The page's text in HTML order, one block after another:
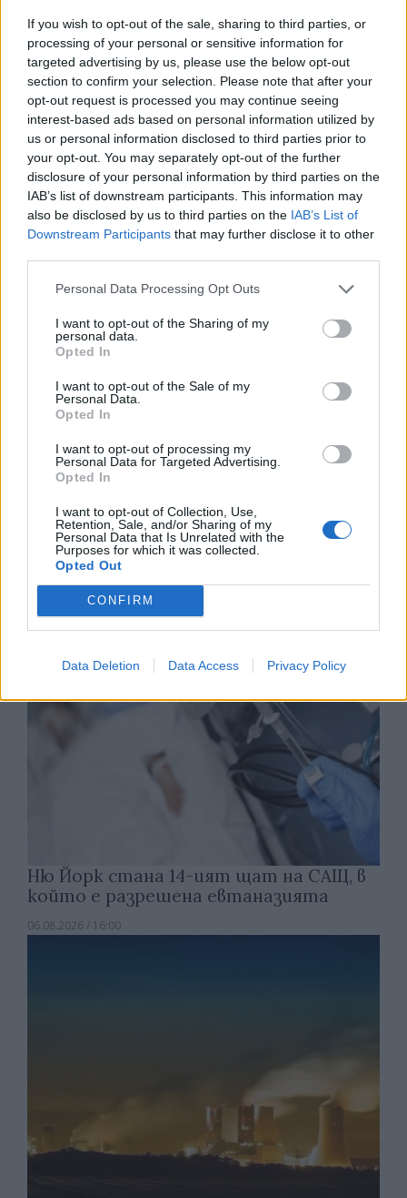
If you wish to opt-out of the sale, sharing to third parties, or
processing of your personal or sensitive information for
targeted advertising by us, please use the below opt-out
section to confirm your selection. Please note that after your
opt-out request is processed you may continue seeing
interest-based ads based on personal information utilized by
us or personal information disclosed to third parties prior to
your opt-out. You may separately opt-out of the further
disclosure of your personal information by third parties on the
IAB’s list of downstream participants. This information may
also be disclosed by us to third parties on the IAB’s List of
Downstream Participants that may further disclose it to other
Personal Data Processing Opt Outs
I want to opt-out of the Sharing of my
personal data.
Opted In
I want to opt-out of the Sale of my
Personal Data.
Opted In
I want to opt-out of processing my
Personal Data for Targeted Advertising.
Opted In
I want to opt-out of Collection, Use,
Retention, Sale, and/or Sharing of my
Personal Data that Is Unrelated with the
Purposes for which it was collected.
Opted Out
CONFIRM
Data Deletion Data Access Privacy Policy
Френска инвестиция активира
изграждането на интерконектора
между Гърция и Кипър
06.08.2026 / 17:06
Износът на електромобили от Китай
е нараснал със 120%
06.08.2026 / 16:30
Ню Йорк стана 14-ият щат на САЩ, в
който е разрешена евтаназията
06.08.2026 / 16:00